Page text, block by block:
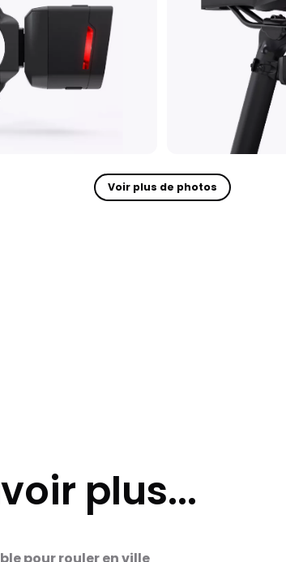
Voir plus de photos
plus...
pour rouler en ville